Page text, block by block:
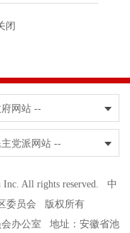
闭
网站 --
党派网站 --
Inc. All rights reserved. 中
委员会 版权所有
会办公室 地址：安徽省池